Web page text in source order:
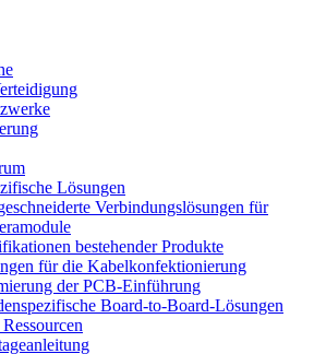
Lösungen
Verbindungslösungen für
bestehender Produkte
für die Kabelkonfektionierung
der PCB-Einführung
Board-to-Board-Lösungen